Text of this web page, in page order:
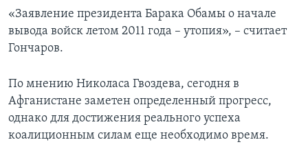
«Заявление президента Барака Обамы о начале
вывода войск летом 2011 года – утопия», – считает
Гончаров.
По мнению Николаса Гвоздева, сегодня в
Афганистане заметен определенный прогресс,
однако для достижения реального успеха
коалиционным силам еще необходимо время.